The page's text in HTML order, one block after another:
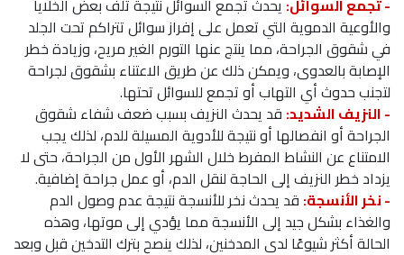
- تجمع السوائل: يحدث تجمع السوائل نتيجة تلف بعض الخلايا
والأوعية الدموية التي تعمل على إفراز سوائل تتراكم تحت الجلد
في شقوق الجراحة، مما ينتج عنها التورم الغير مريح، وزيادة خطر
الإصابة بالعدوى، ويمكن ذلك عن طريق الاعتناء بشقوق لجراحة
لتجنب حدوث أي التهاب أو تجمع للسوائل تحتها.
- النزيف الشديد: قد يحدث النزيف بسبب ضعف شفاء شقوق
الجراحة أو انفصالها أو نتيجة للأدوية المسيلة للدم، لذلك يجب
الامتناع عن النشاط المفرط خلال الشهر الأول من الجراحة، حتى لا
يزداد خطر النزيف إلى الحاجة لنقل الدم، أو عمل جراحة إضافية.
- نخر الأنسجة: قد يحدث نخر للأنسجة نتيجة عدم وصول الدم
والغذاء بشكل جيد إلى الأنسجة مما يؤدي إلى موتها، وهذه
الحالة أكثر شيوعًا لدى المدخنين، لذلك ينصح بترك التدخين قبل وبعد